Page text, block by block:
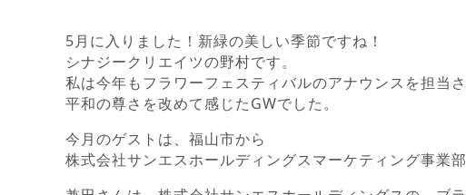
5月に入りました！新緑の美しい季節ですね！
シナジークリエイツの野村です。
私は今年もフラワーフェスティバルのアナウンスを担当
平和の尊さを改めて感じたGWでした。
今月のゲストは、福山市から
株式会社サンエスホールディングスマーケティング事